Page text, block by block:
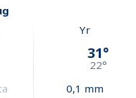
Yr
31°
22°
0,1 mm